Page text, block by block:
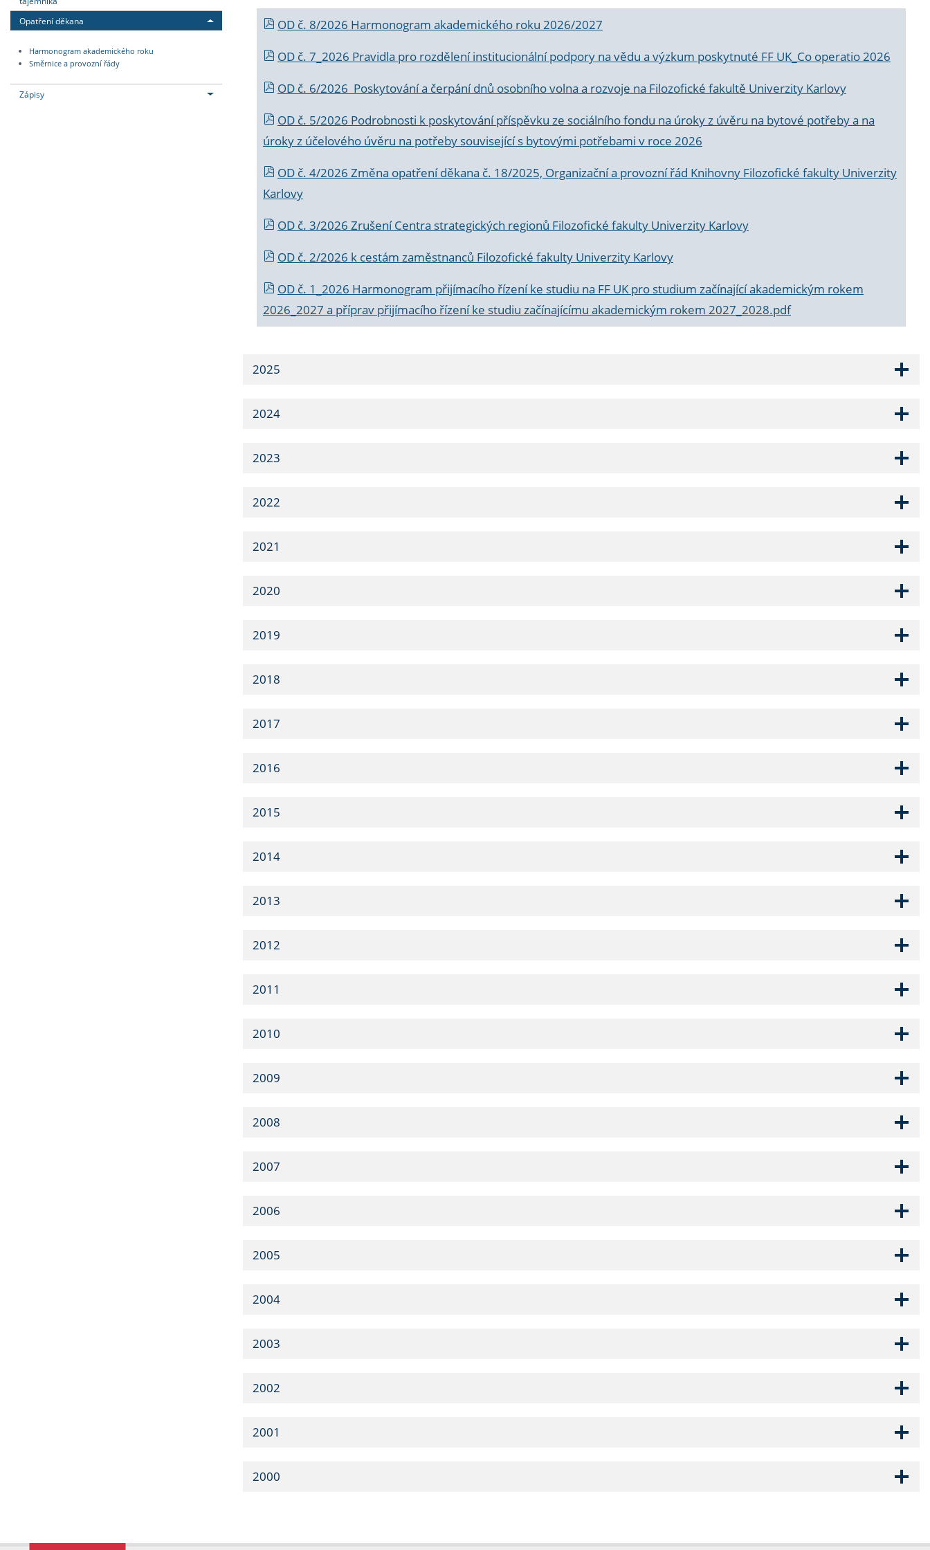
Opatření děkana
Harmonogram akademického roku
Směrnice a provozní řády
Zápisy
OD č. 8/2026 Harmonogram akademického roku 2026/2027
OD č. 7_2026 Pravidla pro rozdělení institucionální podpory na vědu a výzkum poskytnuté FF UK_Co operatio 2026
OD č. 6/2026 Poskytování a čerpání dnů osobního volna a rozvoje na Filozofické fakultě Univerzity Karlovy
OD č. 5/2026 Podrobnosti k poskytování příspěvku ze sociálního fondu na úroky z úvěru na bytové potřeby a na
úroky z účelového úvěru na potřeby související s bytovými potřebami v roce 2026
OD č. 4/2026 Změna opatření děkana č. 18/2025, Organizační a provozní řád Knihovny Filozofické fakulty Univerzity
Karlovy
OD č. 3/2026 Zrušení Centra strategických regionů Filozofické fakulty Univerzity Karlovy
OD č. 2/2026 k cestám zaměstnanců Filozofické fakulty Univerzity Karlovy
OD č. 1_2026 Harmonogram přijímacího řízení ke studiu na FF UK pro studium začínající akademickým rokem
2026_2027 a příprav přijímacího řízení ke studiu začínajícímu akademickým rokem 2027_2028.pdf
2025
2024
2023
2022
2021
2020
2019
2018
2017
2016
2015
2014
2013
2012
2011
2010
2009
2008
2007
2006
2005
2004
2003
2002
2001
2000